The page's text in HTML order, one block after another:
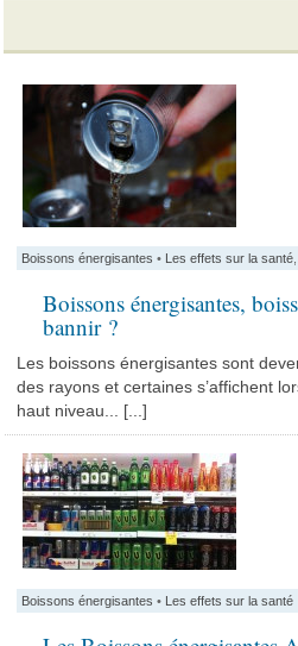
Boissons énergisantes • Les effets sur la santé
Boissons énergisantes,
bannir ?
Les boissons énergisantes sont
des rayons et certaines s’affichent
haut niveau... [...]
Boissons énergisantes • Les effets sur la santé